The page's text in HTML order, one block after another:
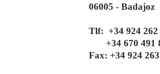
06005 - Badajoz
Tlf: +34 924 262
+34 670 491
Fax: +34 924